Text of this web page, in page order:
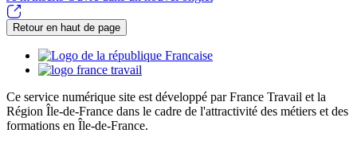
Retour en haut de page
Ce service numérique site est développé par France Travail et la
Région Île-de-France dans le cadre de l'attractivité des métiers et des
formations en Île-de-France.